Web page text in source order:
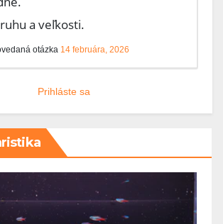
a veľkosti.
otázka 14 februára, 2026
Prihláste sa